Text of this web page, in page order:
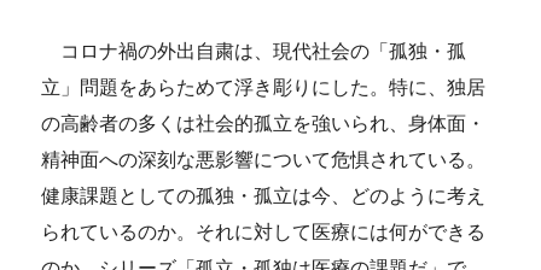
コロナ禍の外出自粛は、現代社会の「孤独・孤
立」問題をあらためて浮き彫りにした。特に、独居
の高齢者の多くは社会的孤立を強いられ、身体面・
精神面への深刻な悪影響について危惧されている。
健康課題としての孤独・孤立は今、どのように考え
られているのか。それに対して医療には何ができる